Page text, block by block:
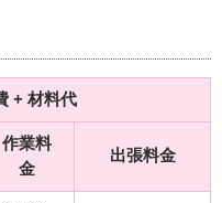
+ 材料代
作業料
金
出張料金